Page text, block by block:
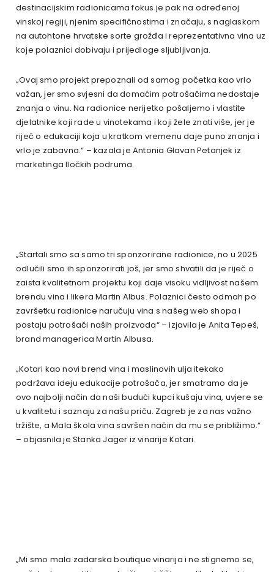
destinacijskim radionicama fokus je pak na određenoj
vinskoj regiji, njenim specifičnostima i značaju, s naglaskom
na autohtone hrvatske sorte grožđa i reprezentativna vina uz
koje polaznici dobivaju i prijedloge sljubljivanja.
„Ovaj smo projekt prepoznali od samog početka kao vrlo
važan, jer smo svjesni da domaćim potrošačima nedostaje
znanja o vinu. Na radionice nerijetko pošaljemo i vlastite
djelatnike koji rade u vinotekama i koji žele znati više, jer je
riječ o edukaciji koja u kratkom vremenu daje puno znanja i
vrlo je zabavna.“ – kazala je Antonia Glavan Petanjek iz
marketinga Iločkih podruma.
„Startali smo sa samo tri sponzorirane radionice, no u 2025
odlučili smo ih sponzorirati još, jer smo shvatili da je riječ o
zaista kvalitetnom projektu koji daje visoku vidljivost našem
brendu vina i likera Martin Albus. Polaznici često odmah po
završetku radionice naručuju vina s našeg web shopa i
postaju potrošači naših proizvoda“ – izjavila je Anita Tepeš,
brand managerica Martin Albusa.
„Kotari kao novi brend vina i maslinovih ulja itekako
podržava ideju edukacije potrošača, jer smatramo da je
ovo najbolji način da naši budući kupci kušaju vina, uvjere se
u kvalitetu i saznaju za našu priču. Zagreb je za nas važno
tržište, a Mala škola vina savršen način da mu se približimo.“
– objasnila je Stanka Jager iz vinarije Kotari.
„Mi smo mala zadarska boutique vinarija i ne stignemo se,